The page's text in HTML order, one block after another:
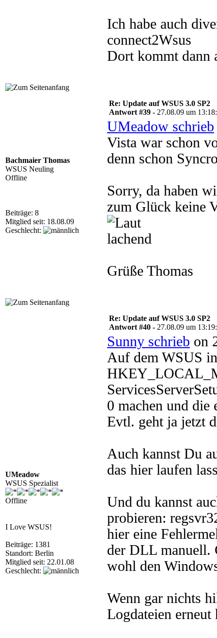
Ich habe auch
connect2Wsus
Dort kommt dann
Bachmaier Thomas
WSUS Neuling
Offline
Beiträge: 8
Mitglied seit: 18.08.09
Geschlecht:
Re: Update auf WSUS 3.0 SP2
Antwort #39 - 27.08.09 um
UMeadow schrieb
Vista war schon
denn schon
Sorry, da haben
zum Glück keine
Grüße Thomas
UMeadow
WSUS Spezialist
Offline
I Love WSUS!
Beiträge: 1381
Standort: Berlin
Mitglied seit: 22.01.08
Geschlecht:
Re: Update auf WSUS 3.0 SP2
Antwort #40 - 27.08.09 um
Sunny schrieb on
Auf dem WSUS
0 machen und die
Evtl. geht ja jetzt
Auch kannst Du
das hier laufen
Und du kannst
probieren:
hier eine
der DLL manuell.
wohl den
Wenn gar nichts
Logdateien erneut